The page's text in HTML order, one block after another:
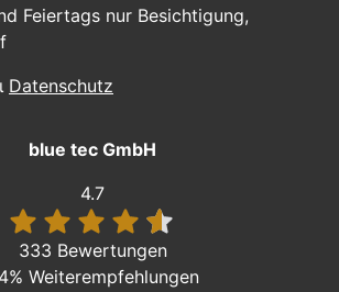
Feiertags nur Besichtigung,
ι Datenschutz
blue tec GmbH
4.7
333 Bewertungen
Weiterempfehlungen